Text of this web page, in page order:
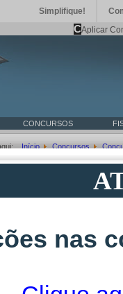
Simplifique!
CAplicar
CONCURSOS
Início Concursos
Concursos
n° 255,
nas